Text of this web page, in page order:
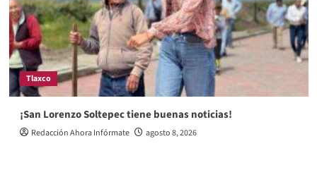
Tlaxco
¡San Lorenzo Soltepec tiene buenas noticias!
Redacción Ahora Infórmate agosto 8, 2026